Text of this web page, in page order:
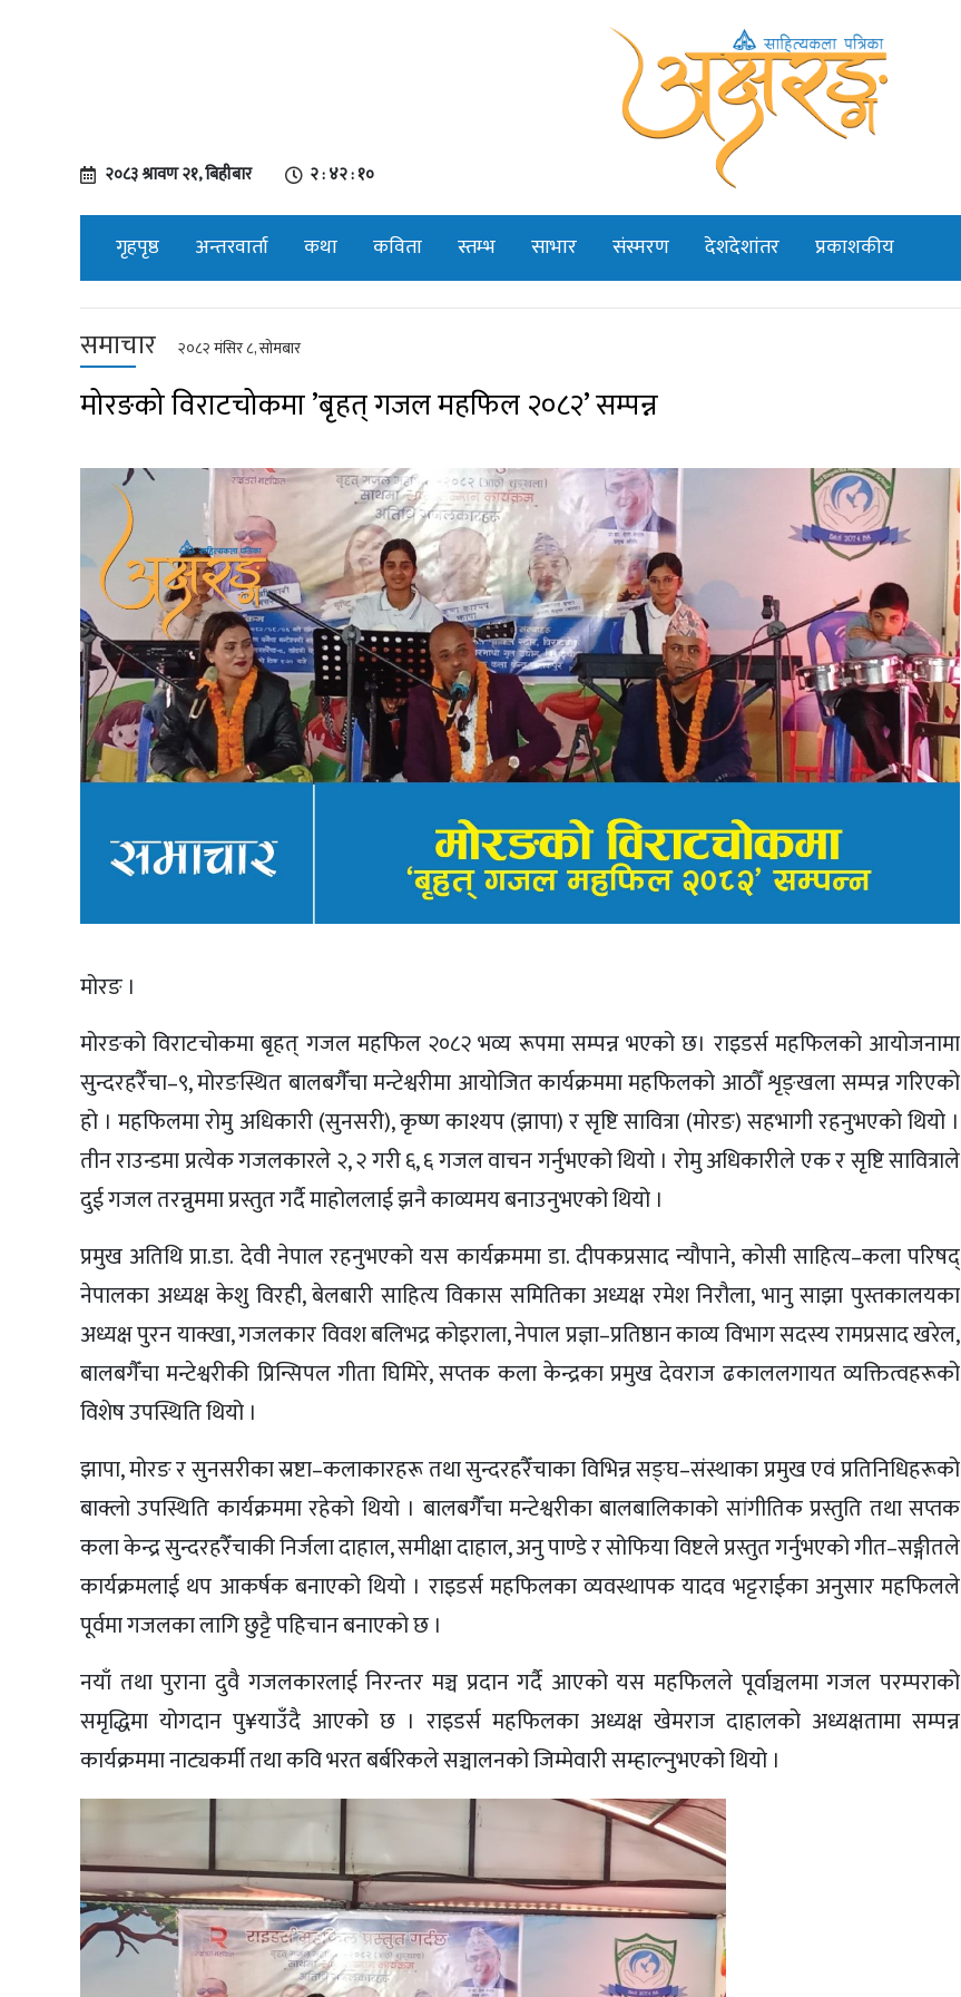
२०८३ श्रावण २१, बिहीबार २ : ४२ : ११
गृहपृष्ठ अन्तरवार्ता कथा कविता स्तम्भ साभार संस्मरण देशदेशांतर प्रकाशकीय
समाचार २०८२ मंसिर ८, सोमबार
मोरङको विराटचोकमा ’बृहत् गजल महफिल २०८२’ सम्पन्न
मोरङ ।
मोरङको विराटचोकमा बृहत् गजल महफिल २०८२ भव्य रूपमा सम्पन्न भएको छ। राइडर्स महफिलको आयोजनामा
सुन्दरहरैँचा–९, मोरङस्थित बालबगैँचा मन्टेश्वरीमा आयोजित कार्यक्रममा महफिलको आठौँ शृङ्खला सम्पन्न गरिएको
हो । महफिलमा रोमु अधिकारी (सुनसरी), कृष्ण काश्यप (झापा) र सृष्टि सावित्रा (मोरङ) सहभागी रहनुभएको थियो ।
तीन राउन्डमा प्रत्येक गजलकारले २, २ गरी ६, ६ गजल वाचन गर्नुभएको थियो । रोमु अधिकारीले एक र सृष्टि सावित्राले
दुई गजल तरन्नुममा प्रस्तुत गर्दै माहोललाई झनै काव्यमय बनाउनुभएको थियो ।
प्रमुख अतिथि प्रा.डा. देवी नेपाल रहनुभएको यस कार्यक्रममा डा. दीपकप्रसाद न्यौपाने, कोसी साहित्य–कला परिषद्
नेपालका अध्यक्ष केशु विरही, बेलबारी साहित्य विकास समितिका अध्यक्ष रमेश निरौला, भानु साझा पुस्तकालयका
अध्यक्ष पुरन याक्खा, गजलकार विवश बलिभद्र कोइराला, नेपाल प्रज्ञा–प्रतिष्ठान काव्य विभाग सदस्य रामप्रसाद खरेल,
बालबगैँचा मन्टेश्वरीकी प्रिन्सिपल गीता घिमिरे, सप्तक कला केन्द्रका प्रमुख देवराज ढकाललगायत व्यक्तित्वहरूको
विशेष उपस्थिति थियो ।
झापा, मोरङ र सुनसरीका स्रष्टा–कलाकारहरू तथा सुन्दरहरैँचाका विभिन्न सङ्घ–संस्थाका प्रमुख एवं प्रतिनिधिहरूको
बाक्लो उपस्थिति कार्यक्रममा रहेको थियो । बालबगैँचा मन्टेश्वरीका बालबालिकाको सांगीतिक प्रस्तुति तथा सप्तक
कला केन्द्र सुन्दरहरैँचाकी निर्जला दाहाल, समीक्षा दाहाल, अनु पाण्डे र सोफिया विष्टले प्रस्तुत गर्नुभएको गीत–सङ्गीतले
कार्यक्रमलाई थप आकर्षक बनाएको थियो । राइडर्स महफिलका व्यवस्थापक यादव भट्टराईका अनुसार महफिलले
पूर्वमा गजलका लागि छुट्टै पहिचान बनाएको छ ।
नयाँ तथा पुराना दुवै गजलकारलाई निरन्तर मञ्च प्रदान गर्दै आएको यस महफिलले पूर्वाञ्चलमा गजल परम्पराको
समृद्धिमा योगदान पु¥याउँदै आएको छ । राइडर्स महफिलका अध्यक्ष खेमराज दाहालको अध्यक्षतामा सम्पन्न
कार्यक्रममा नाट्यकर्मी तथा कवि भरत बर्बरिकले सञ्चालनको जिम्मेवारी सम्हाल्नुभएको थियो ।